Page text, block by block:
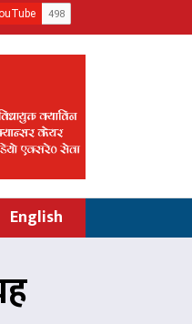
English